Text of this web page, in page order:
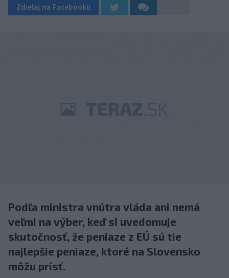
Zdieľaj na Facebooku
Podľa ministra vnútra vláda ani nemá
veľmi na výber, keď si uvedomuje
skutočnosť, že peniaze z EÚ sú tie
najlepšie peniaze, ktoré na Slovensko
môžu prísť.